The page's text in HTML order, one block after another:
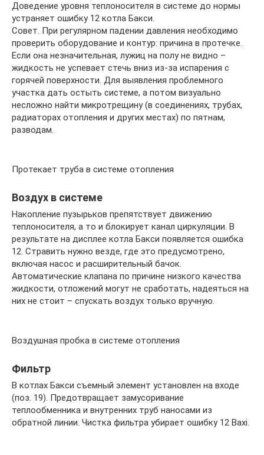
Доведение уровня теплоносителя в системе до нормы
устраняет ошибку 12 котла Бакси.
Совет. При регулярном падении давления необходимо
проверить оборудование и контур: причина в протечке.
Если она незначительная, лужиц на полу не видно –
жидкость не успевает стечь вниз из-за испарения с
горячей поверхности. Для выявления проблемного
участка дать остыть системе, а потом визуально
несложно найти микротрещину (в соединениях, трубах,
радиаторах отопления и других местах) по пятнам,
разводам.
Протекает труба в системе отопления
Воздух в системе
Накопление пузырьков препятствует движению
теплоносителя, а то и блокирует канал циркуляции. В
результате на дисплее котла Бакси появляется ошибка
12. Стравить нужно везде, где это предусмотрено,
включая насос и расширительный бачок.
Автоматические клапана по причине низкого качества
жидкости, отложений могут не сработать, надеяться на
них не стоит – спускать воздух только вручную.
Воздушная пробка в системе отопления
Фильтр
В котлах Бакси съемный элемент установлен на входе
(поз. 19). Предотвращает замусоривание
теплообменника и внутренних труб наносами из
обратной линии. Чистка фильтра убирает ошибку 12 Baxi.